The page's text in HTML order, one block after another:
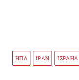
ΗΠΑ ΙΡΑΝ ΙΣΡΑΗΛ